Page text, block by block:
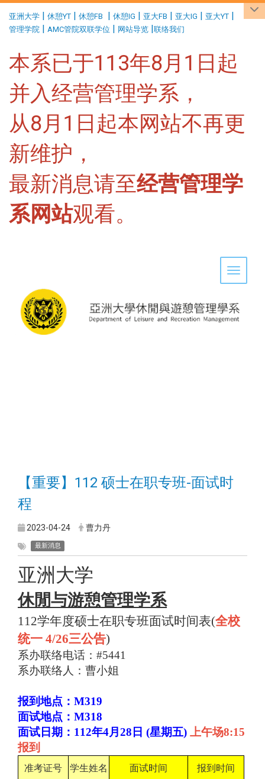
亚洲大学 | 休憩YT | 休憩FB | 休憩IG | 亚大FB | 亚大IG | 亚大YT |
管理学院 | AMC管院双联学位 | 网站导览 |联络我们
本系已于113年8月1日起
并入经营管理学系，
从8月1日起本网站不再更
新维护，
最新消息请至经营管理学
系网站观看。
Toggle
【重要】112 硕士在职专班-面试时
程
2023-04-24 曹力丹
最新消息
亚洲大学
休閒与游憩管理学系
112学年度硕士在职专班面试时间表(全校
统一 4/26三公告)
系办联络电话：#5441
系办联络人：曹小姐
报到地点：M319
面试地点：M318
面试日期：112年4月28日 (星期五)
上午场8:15
报到
准考证号 学生姓名 面试时间 报到时间